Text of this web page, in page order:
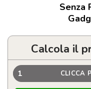
Senza
Calcola il
1 CLICCA